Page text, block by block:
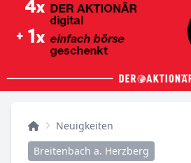
Neuigkeiten
Breitenbach a. Herzberg